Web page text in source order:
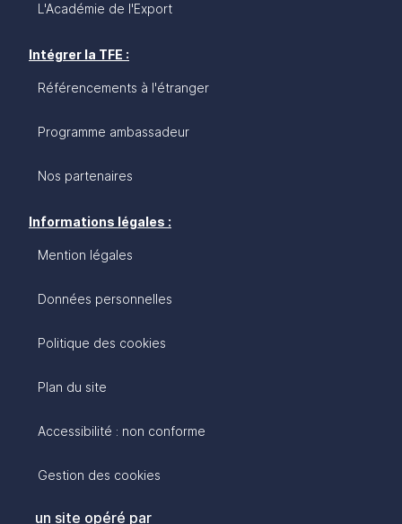
L'Académie de l'Export
Intégrer la TFE :
Référencements à l'étranger
Programme ambassadeur
Nos partenaires
Informations légales :
Mention légales
Données personnelles
Politique des cookies
Plan du site
Accessibilité : non conforme
Gestion des cookies
un site opéré par